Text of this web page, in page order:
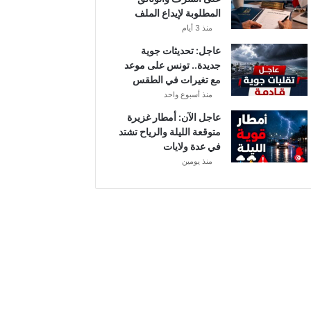
أ
ب
ل
إ
ي
ق
ي
ا
المطلوبة لإيداع الملف
منذ 3 أيام
عاجل: تحديثات جوية
جديدة.. تونس على موعد
مع تغيرات في الطقس
منذ أسبوع واحد
عاجل الآن: أمطار غزيرة
متوقعة الليلة والرياح تشتد
في عدة ولايات
منذ يومين